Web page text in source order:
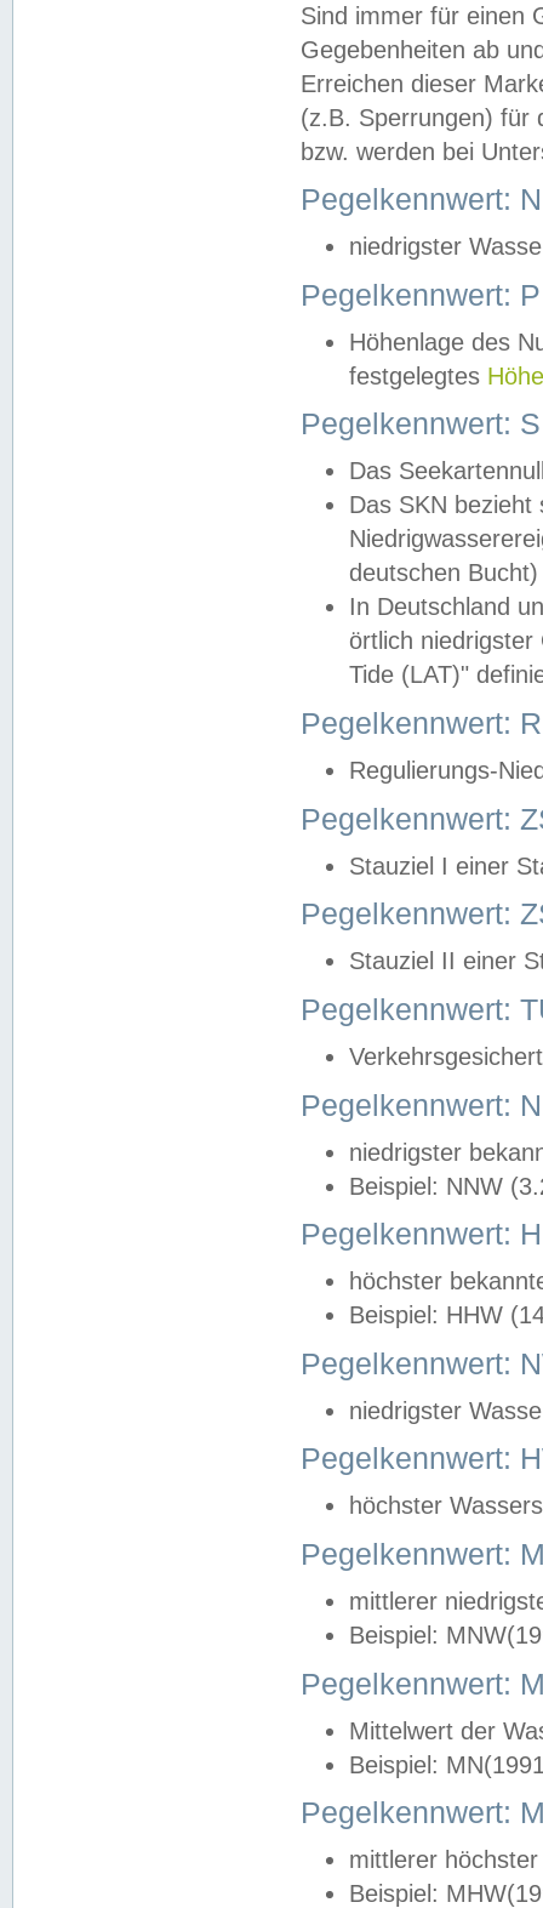
Sind immer für einen
Gegebenheiten ab
Erreichen dieser
(z.B. Sperrungen) für
bzw. werden bei
Pegelkennwert:
niedrigster
Pegelkennwert:
Höhenlage des
festgelegtes
Pegelkennwert:
Das
Das SKN
deutschen
In Deutschland
örtlich
Tide (LAT)"
Pegelkennwert:
Regulierungs-
Pegelkennwert:
Stauziel I einer
Pegelkennwert:
Stauziel II einer
Pegelkennwert:
Pegelkennwert:
niedrigster
Beispiel: NNW
Pegelkennwert:
höchster
Beispiel: HHW
Pegelkennwert:
niedrigster
Pegelkennwert:
höchster
Pegelkennwert:
mittlerer
Beispiel:
Pegelkennwert:
Mittelwert der
Beispiel:
Pegelkennwert:
mittlerer
Beispiel: